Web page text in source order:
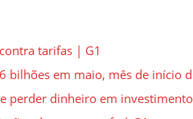
tarifas | G1
bilhões em maio, mês de início
perder dinheiro em